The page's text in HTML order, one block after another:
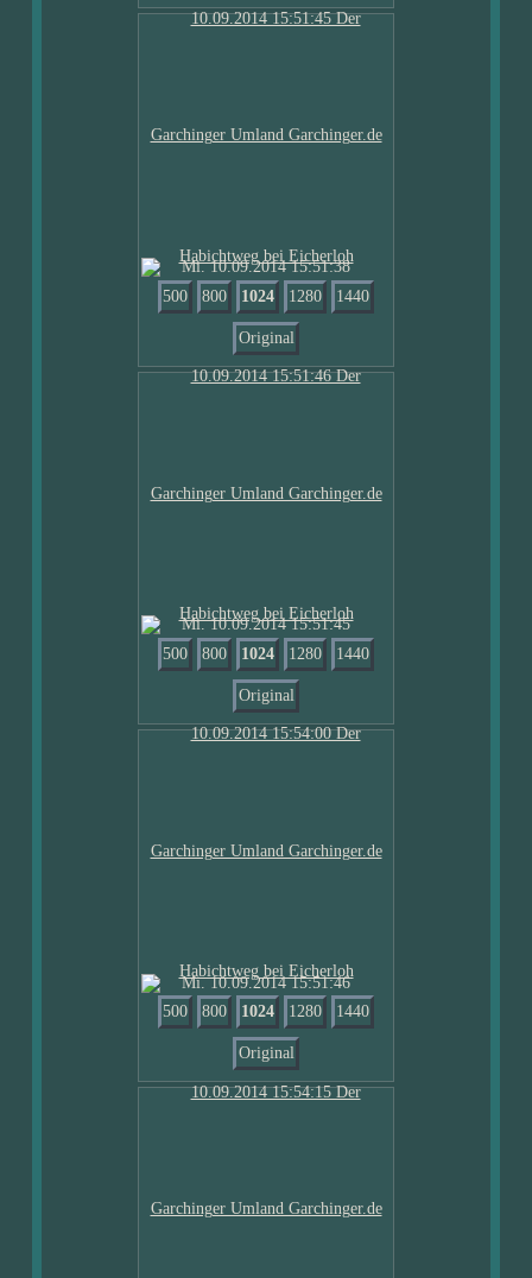
Mi. 10.09.2014 15:51:38
500
800 1024 1280 1440
Original
Mi. 10.09.2014 15:51:45
500
800 1024 1280 1440
Original
Mi. 10.09.2014 15:51:46
500
800 1024 1280 1440
Original